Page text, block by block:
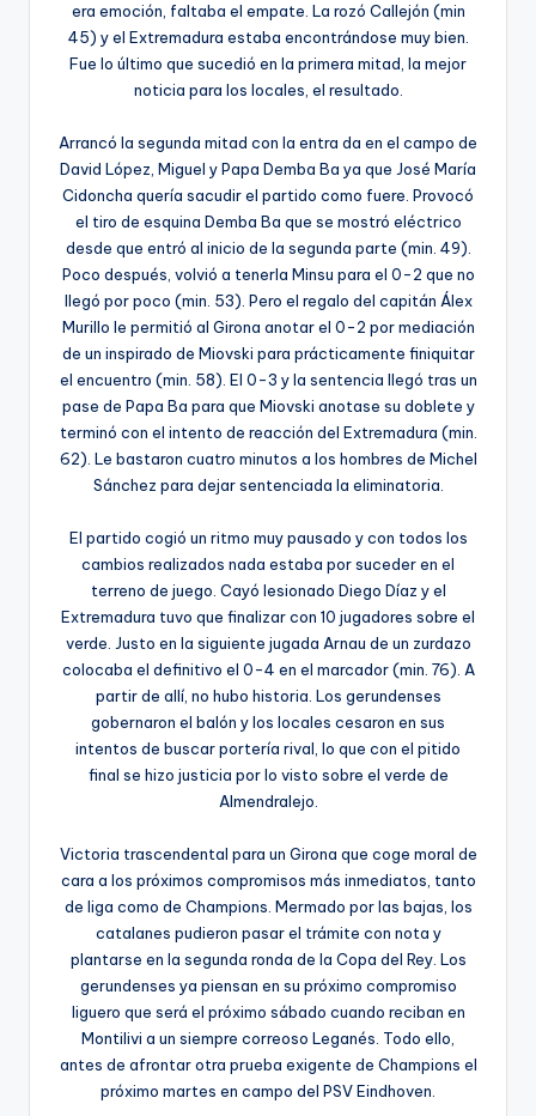
era emoción, faltaba el empate. La rozó Callejón (min
45) y el Extremadura estaba encontrándose muy bien.
Fue lo último que sucedió en la primera mitad, la mejor
noticia para los locales, el resultado.
Arrancó la segunda mitad con la entra da en el campo de
David López, Miguel y Papa Demba Ba ya que José María
Cidoncha quería sacudir el partido como fuere. Provocó
el tiro de esquina Demba Ba que se mostró eléctrico
desde que entró al inicio de la segunda parte (min. 49).
Poco después, volvió a tenerla Minsu para el 0-2 que no
llegó por poco (min. 53). Pero el regalo del capitán Álex
Murillo le permitió al Girona anotar el 0-2 por mediación
de un inspirado de Miovski para prácticamente finiquitar
el encuentro (min. 58). El 0-3 y la sentencia llegó tras un
pase de Papa Ba para que Miovski anotase su doblete y
terminó con el intento de reacción del Extremadura (min.
62). Le bastaron cuatro minutos a los hombres de Michel
Sánchez para dejar sentenciada la eliminatoria.
El partido cogió un ritmo muy pausado y con todos los
cambios realizados nada estaba por suceder en el
terreno de juego. Cayó lesionado Diego Díaz y el
Extremadura tuvo que finalizar con 10 jugadores sobre el
verde. Justo en la siguiente jugada Arnau de un zurdazo
colocaba el definitivo el 0-4 en el marcador (min. 76). A
partir de allí, no hubo historia. Los gerundenses
gobernaron el balón y los locales cesaron en sus
intentos de buscar portería rival, lo que con el pitido
final se hizo justicia por lo visto sobre el verde de
Almendralejo.
Victoria trascendental para un Girona que coge moral de
cara a los próximos compromisos más inmediatos, tanto
de liga como de Champions. Mermado por las bajas, los
catalanes pudieron pasar el trámite con nota y
plantarse en la segunda ronda de la Copa del Rey. Los
gerundenses ya piensan en su próximo compromiso
liguero que será el próximo sábado cuando reciban en
Montilivi a un siempre correoso Leganés. Todo ello,
antes de afrontar otra prueba exigente de Champions el
próximo martes en campo del PSV Eindhoven.